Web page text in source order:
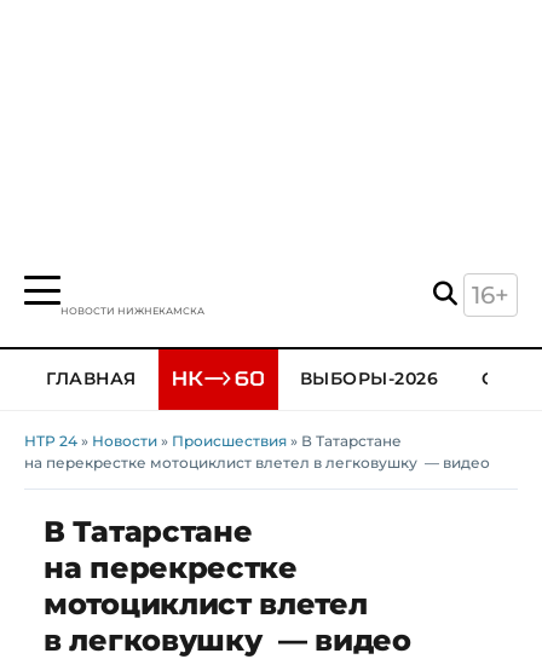
НОВОСТИ НИЖНЕКАМСКА
16+
ГЛАВНАЯ ВЫБОРЫ-2026
НТР 24 » Новости » Происшествия » В Татарстане
на перекрестке мотоциклист влетел в легковушку — видео
В Татарстане
на перекрестке
мотоциклист влетел
в легковушку — видео